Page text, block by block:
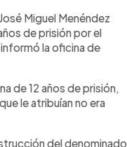
Miguel Menéndez
de prisión por el
la oficina de
de 12 años de prisión,
le atribuían no era
del denominado